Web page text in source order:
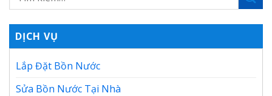
DỊCH VỤ
Lắp Đặt Bồn Nước
Sửa Bồn Nước Tại Nhà